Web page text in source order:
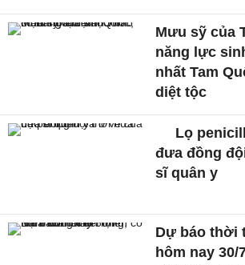
Mưu sỹ của
năng lực
nhất Tam
diệt tộc
Lọ
đưa đồng
sĩ quân y
Dự báo thời
hôm nay